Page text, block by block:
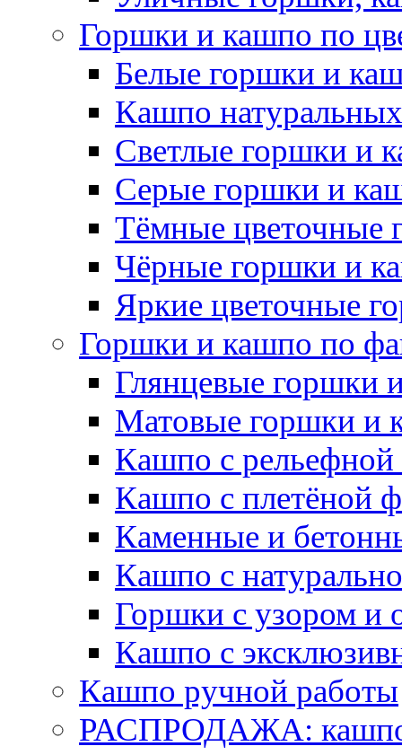
Горшки и кашпо по
Белые горшки и
Кашпо
Светлые горшки и
Серые горшки и
Тёмные цветочные
Чёрные горшки и
Яркие цветочные
Горшки и кашпо по
Глянцевые горшки
Матовые горшки и
Кашпо с рельефной
Кашпо с плетёной
Каменные и
Кашпо с
Горшки с узором и
Кашпо с
Кашпо ручной работы
РАСПРОДАЖА: кашпо